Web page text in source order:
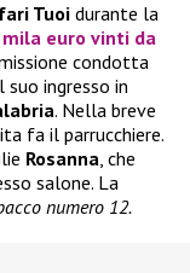
Tuoi durante la
euro vinti da
condotta
suo ingresso in
. Nella breve
fa il parrucchiere.
Rosanna, che
salone. La
numero 12.